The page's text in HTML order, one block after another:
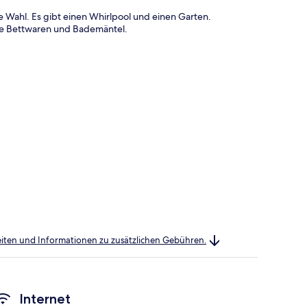
Es gibt einen Whirlpool und einen Garten.
und Bademäntel.
und Informationen zu zusätzlichen Gebühren.
Internet